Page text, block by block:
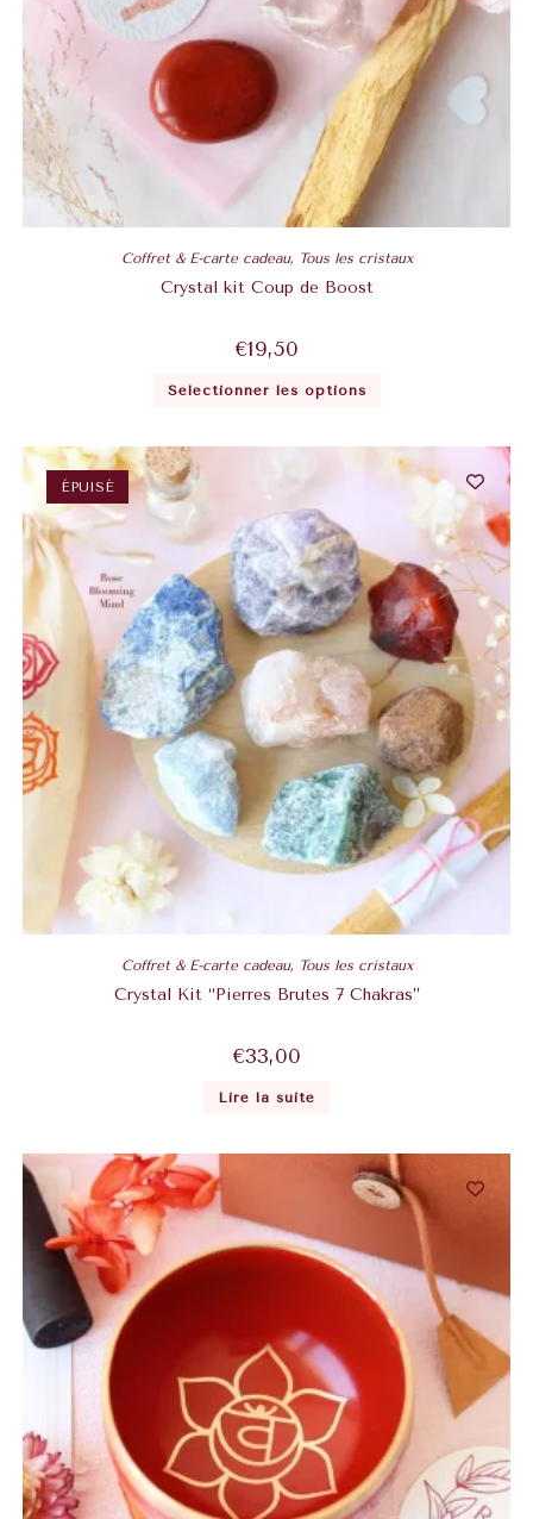
Coffret & E-carte cadeau, Tous les cristaux
Crystal kit Coup de Boost
€19,50
Sélectionner les options
ÉPUISÉ
Coffret & E-carte cadeau, Tous les cristaux
Crystal Kit “Pierres Brutes 7 Chakras”
€33,00
Lire la suite